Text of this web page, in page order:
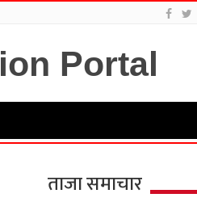
ताजा समाचार